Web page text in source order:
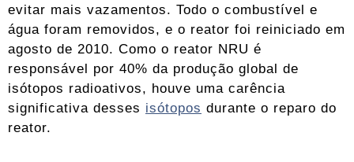
evitar mais vazamentos. Todo o combustível e
água foram removidos, e o reator foi reiniciado em
agosto de 2010. Como o reator NRU é
responsável por 40% da produção global de
isótopos radioativos, houve uma carência
significativa desses isótopos durante o reparo do
reator.